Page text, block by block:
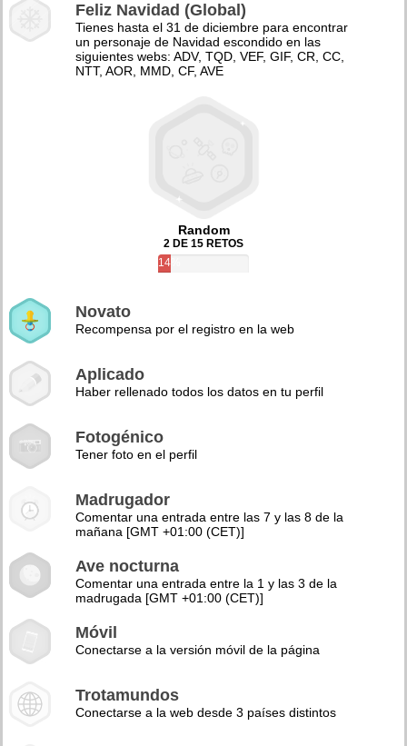
Feliz Navidad (Global)
Tienes hasta el 31 de diciembre para encontrar
un personaje de Navidad escondido en las
siguientes webs: ADV, TQD, VEF, GIF, CR, CC,
NTT, AOR, MMD, CF, AVE
Random
2 DE 15 RETOS
14%
Novato
Recompensa por el registro en la web
Aplicado
Haber rellenado todos los datos en tu perfil
Fotogénico
Tener foto en el perfil
Madrugador
Comentar una entrada entre las 7 y las 8 de la
mañana [GMT +01:00 (CET)]
Ave nocturna
Comentar una entrada entre la 1 y las 3 de la
madrugada [GMT +01:00 (CET)]
Móvil
Conectarse a la versión móvil de la página
Trotamundos
Conectarse a la web desde 3 países distintos